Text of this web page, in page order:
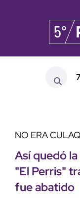
NO ERA
Así quedó
"El Perris"
fue abatido